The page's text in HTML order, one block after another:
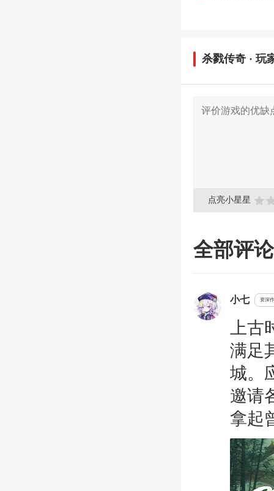
杀戮传奇 · 玩
点亮小星星 
全部评论
小七 资深
上
满足
城。
邀请
拿起